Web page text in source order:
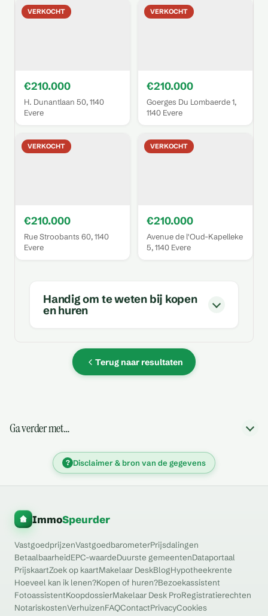
VERKOCHT
€210.000
H. Dunantlaan 50, 1140
Evere
VERKOCHT
€210.000
Goerges Du Lombaerde 1,
1140 Evere
VERKOCHT
€210.000
Rue Stroobants 60, 1140
Evere
VERKOCHT
€210.000
Avenue de l'Oud-Kapelleke
5, 1140 Evere
Handig om te weten bij kopen
en huren
Terug naar resultaten
Ga verder met…
? Disclaimer & bron van de gegevens
ImmoSpeurder
VastgoedprijzenVastgoedbarometerPrijsdalingen
BetaalbaarheidEPC-waardeDuurste gemeentenDataportaal
PrijskaartZoek op kaartMakelaar DeskBlogHypotheekrente
Hoeveel kan ik lenen?Kopen of huren?Bezoekassistent
FotoassistentKoopdossierMakelaar Desk ProRegistratierechten
NotariskostenVerhuizenFAQContactPrivacyCookies